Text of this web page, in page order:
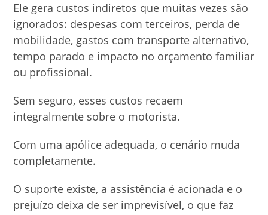
Ele gera custos indiretos que muitas vezes são
ignorados: despesas com terceiros, perda de
mobilidade, gastos com transporte alternativo,
tempo parado e impacto no orçamento familiar
ou profissional.
Sem seguro, esses custos recaem
integralmente sobre o motorista.
Com uma apólice adequada, o cenário muda
completamente.
O suporte existe, a assistência é acionada e o
prejuízo deixa de ser imprevisível, o que faz